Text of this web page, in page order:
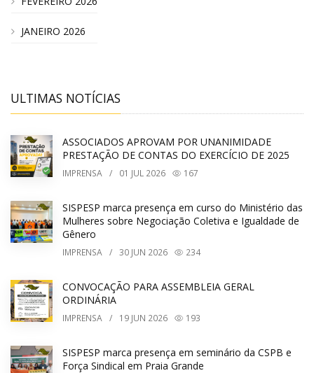
JANEIRO 2026
ULTIMAS NOTÍCIAS
ASSOCIADOS APROVAM POR UNANIMIDADE
PRESTAÇÃO DE CONTAS DO EXERCÍCIO DE 2025
IMPRENSA / 01 JUL 2026 167
SISPESP marca presença em curso do Ministério das
Mulheres sobre Negociação Coletiva e Igualdade de
Gênero
IMPRENSA / 30 JUN 2026 234
CONVOCAÇÃO PARA ASSEMBLEIA GERAL
ORDINÁRIA
IMPRENSA / 19 JUN 2026 193
SISPESP marca presença em seminário da CSPB e
Força Sindical em Praia Grande